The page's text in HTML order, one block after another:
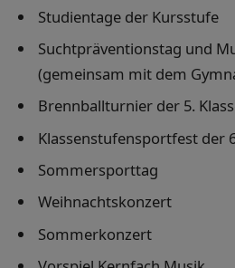
Studientage der Kursstufe
Suchtpräventionstag und
(gemeinsam mit dem
Brennballturnier der 5.
Klassenstufensportfest der
Sommersporttag
Weihnachtskonzert
Sommerkonzert